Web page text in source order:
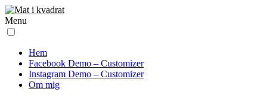
Menu
Hem
Facebook Demo – Customizer
Instagram Demo – Customizer
Om mig